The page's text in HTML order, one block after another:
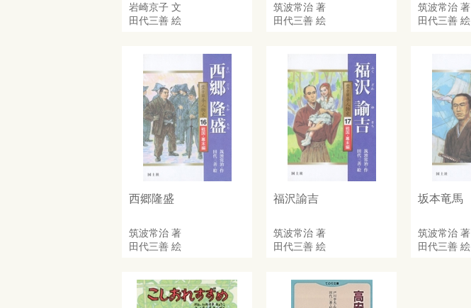
岩崎京子 文
田代三善 絵
筑波常治 著
田代三善 絵
筑波常治 著
田代三善 絵
西郷隆盛
筑波常治 著
田代三善 絵
福沢諭吉
筑波常治 著
田代三善 絵
坂本竜馬
筑波常治 著
田代三善 絵